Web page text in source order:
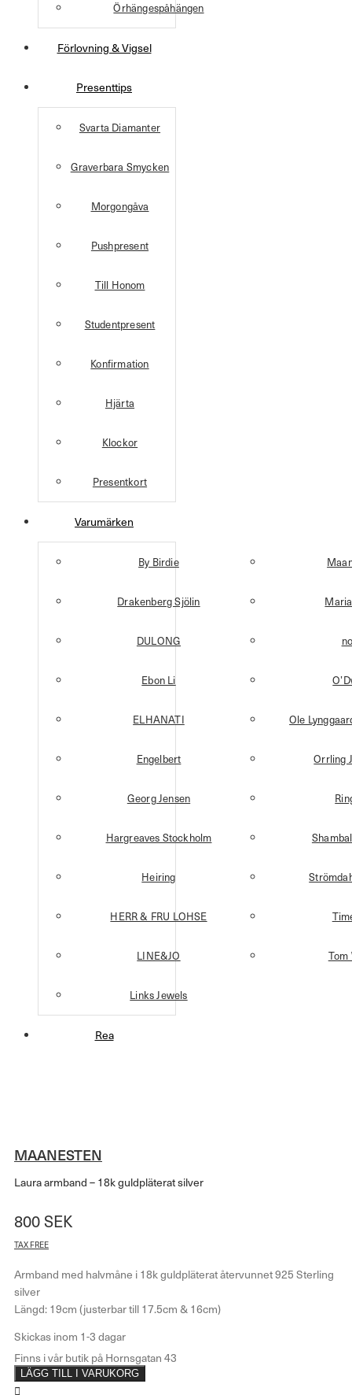
Örhängespåhängen
Förlovning & Vigsel
Presenttips
Svarta Diamanter
Graverbara Smycken
Morgongåva
Pushpresent
Till Honom
Studentpresent
Konfirmation
Hjärta
Klockor
Presentkort
Varumärken
By Birdie
Drakenberg Sjölin
DULONG
Ebon Li
ELHANATI
Engelbert
Georg Jensen
Hargreaves Stockholm
Heiring
HERR & FRU LOHSE
LINE&JO
Links Jewels
Ole
Orrling
Tom
Rea
MAANESTEN
Laura armband – 18k guldpläterat silver
800SEK
TAX FREE
Armband med halvmåne i 18k guldpläterat återvunnet 925 Sterling
silver
Längd: 19cm (justerbar till 17.5cm & 16cm)
LÄGG TILL I VARUKORG